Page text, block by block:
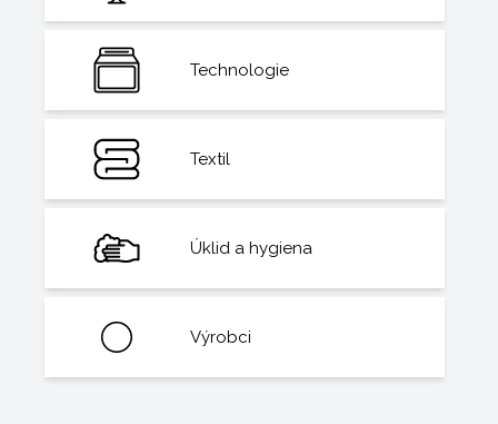
Technologie
Textil
Úklid a hygiena
Výrobci